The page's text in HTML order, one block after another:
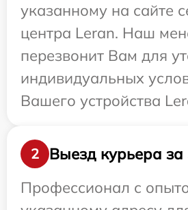
указанному на сайте
центра Leran. Наш
перезвонит Вам для
индивидуальных
Вашего устройства
2
Выезд курьера за
Профессионал с